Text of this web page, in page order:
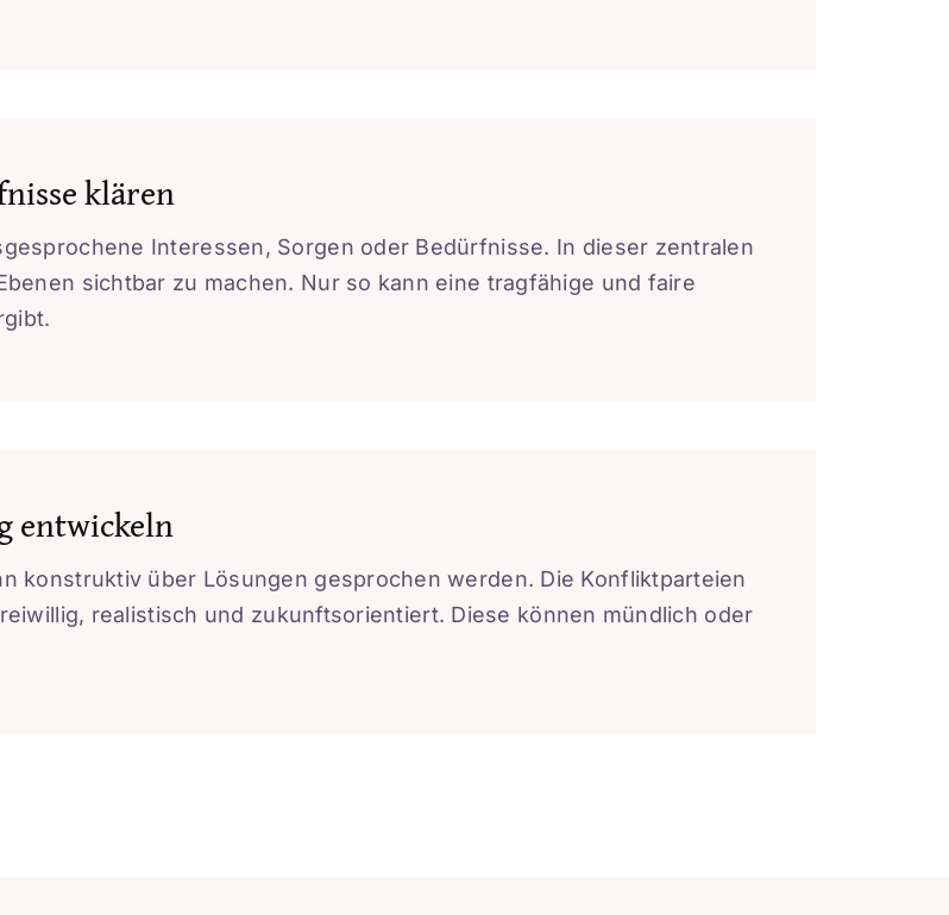
klären
Interessen, Sorgen oder Bedürfnisse. In dieser zentralen
sichtbar zu machen. Nur so kann eine tragfähige und faire
entwickeln
konstruktiv über Lösungen gesprochen werden. Die Konfliktparteien
realistisch und zukunftsorientiert. Diese können mündlich oder